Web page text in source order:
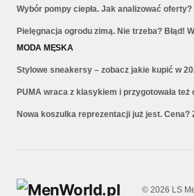
Wybór pompy ciepła. Jak analizować
Pielęgnacja ogrodu zimą. Nie trzeba? Błąd!
MODA MĘSKA
Stylowe sneakersy – zobacz jakie kupić w
PUMA wraca z klasykiem i przygotowała też
Nowa koszulka reprezentacji już jest. Cena?
© 2026 LS